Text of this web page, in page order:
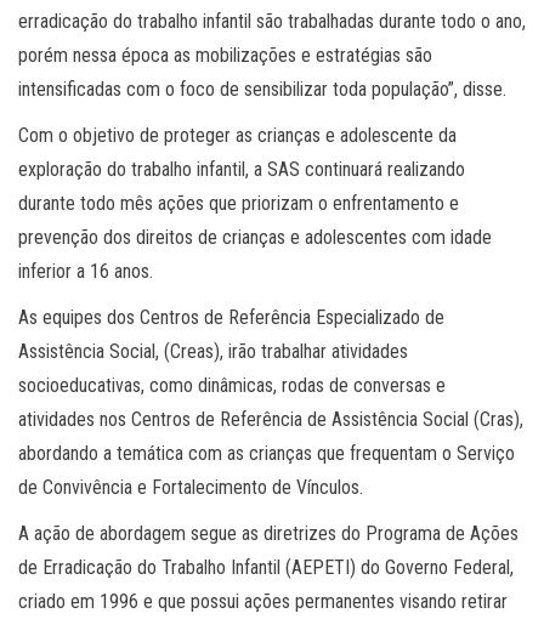
erradicação do trabalho infantil são trabalhadas durante todo o ano,
porém nessa época as mobilizações e estratégias são
intensificadas com o foco de sensibilizar toda população”, disse.
Com o objetivo de proteger as crianças e adolescente da
exploração do trabalho infantil, a SAS continuará realizando
durante todo mês ações que priorizam o enfrentamento e
prevenção dos direitos de crianças e adolescentes com idade
inferior a 16 anos.
As equipes dos Centros de Referência Especializado de
Assistência Social, (Creas), irão trabalhar atividades
socioeducativas, como dinâmicas, rodas de conversas e
atividades nos Centros de Referência de Assistência Social (Cras),
abordando a temática com as crianças que frequentam o Serviço
de Convivência e Fortalecimento de Vínculos.
A ação de abordagem segue as diretrizes do Programa de Ações
de Erradicação do Trabalho Infantil (AEPETI) do Governo Federal,
criado em 1996 e que possui ações permanentes visando retirar